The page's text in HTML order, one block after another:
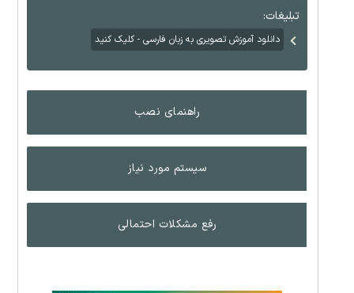
تبلیغات:
دانلود آموزش تصویری به زبان فارسی - کلیک کنید
راهنمای نصب
سیستم مورد نیاز
رفع مشکلات احتمالی